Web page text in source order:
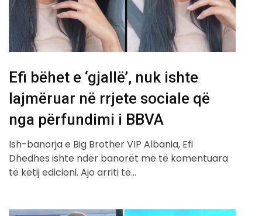
Efi bëhet e ‘gjallë’, nuk ishte
lajmëruar në rrjete sociale që
nga përfundimi i BBVA
Ish-banorja e Big Brother VIP Albania, Efi
Dhedhes ishte ndër banorët më të komentuara
të këtij edicioni. Ajo arriti të…